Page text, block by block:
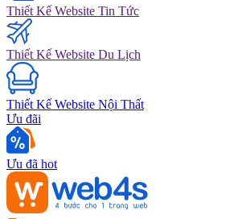
Thiết Kế Website Tin Tức
Thiết Kế Website Du Lịch
Thiết Kế Website Nội Thất
Ưu đãi
Ưu đã hot